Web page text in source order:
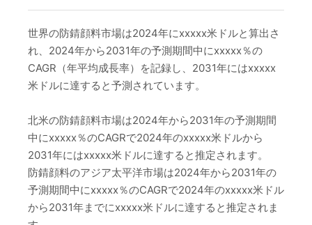
世界の防錆顔料市場は2024年にxxxxx米ドルと算出さ
れ、2024年から2031年の予測期間中にxxxxx％の
CAGR（年平均成長率）を記録し、2031年にはxxxxx
米ドルに達すると予測されています。
北米の防錆顔料市場は2024年から2031年の予測期間
中にxxxxx％のCAGRで2024年のxxxxx米ドルから
2031年にはxxxxx米ドルに達すると推定されます。
防錆顔料のアジア太平洋市場は2024年から2031年の
予測期間中にxxxxx％のCAGRで2024年のxxxxx米ドル
から2031年までにxxxxx米ドルに達すると推定されま